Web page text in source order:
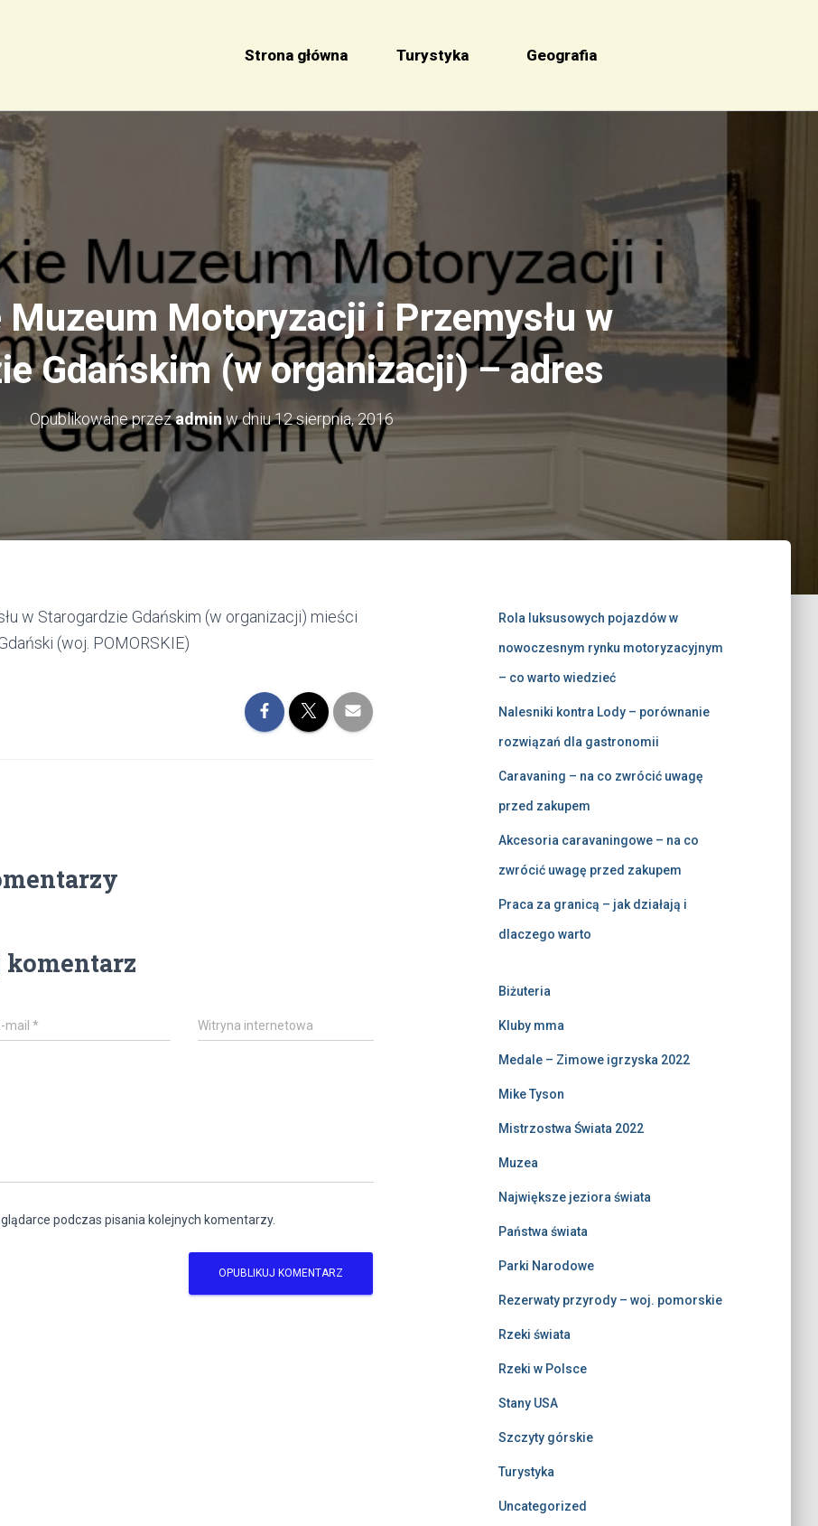
Strona główna Turystyka Geografia
Motoryzacji i Przemysłu w
Gdańskim (w organizacji) – adres
Opublikowane przezadmin w dniu12 sierpnia, 2016
w Starogardzie Gdańskim (w organizacji) mieści
(woj. POMORSKIE)
komentarz
mail* Witryna internetowa
podczas pisania kolejnych komentarzy.
Rola luksusowych pojazdów w
nowoczesnym rynku motoryzacyjnym
– co warto wiedzieć
Nalesniki kontra Lody – porównanie
rozwiązań dla gastronomii
Caravaning – na co zwrócić uwagę
przed zakupem
Akcesoria caravaningowe – na co
zwrócić uwagę przed zakupem
Praca za granicą – jak działają i
dlaczego warto
Biżuteria
Kluby mma
Medale – Zimowe igrzyska 2022
Mike Tyson
Mistrzostwa Świata 2022
Muzea
Największe jeziora świata
Państwa świata
Parki Narodowe
Rezerwaty przyrody – woj. pomorskie
Rzeki świata
Rzeki w Polsce
Stany USA
Szczyty górskie
Turystyka
Uncategorized